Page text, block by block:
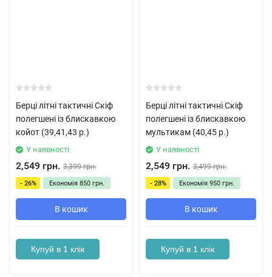
Берці літні тактичні Скіф
полегшені із блискавкою
койот (39,41,43 р.)
У наявності
2,549 грн. 3,399 грн.
- 26% Економія 850 грн.
В кошик
Купуй в 1 клік
Берці літні тактичні Скіф
полегшені із блискавкою
мультикам (40,45 р.)
У наявності
2,549 грн. 3,499 грн.
- 28% Економія 950 грн.
В кошик
Купуй в 1 клік